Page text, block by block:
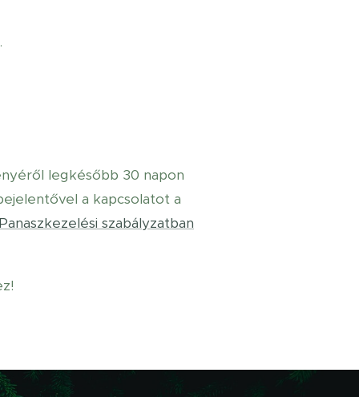
legkésőbb 30 napon
a kapcsolatot a
Panaszkezelési szabályzatban